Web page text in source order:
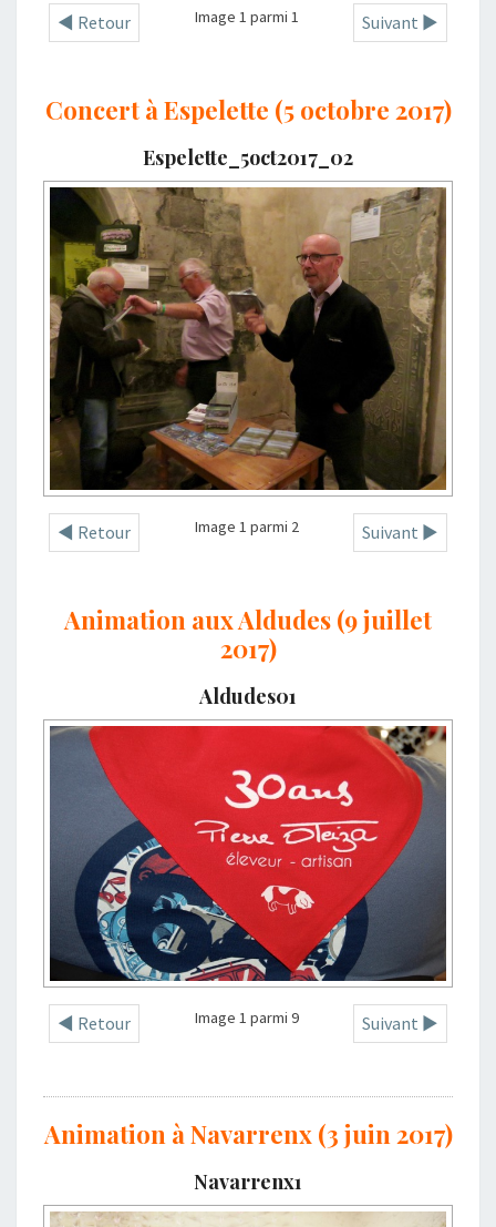
◄ Retour Suivant ►
Image 1 parmi 1
Concert à Espelette (5 octobre 2017)
Espelette_5oct2017_02
◄ Retour Suivant ►
Image 1 parmi 2
Animation aux Aldudes (9 juillet
2017)
Aldudes01
◄ Retour Suivant ►
Image 1 parmi 9
Animation à Navarrenx (3 juin 2017)
Navarrenx1